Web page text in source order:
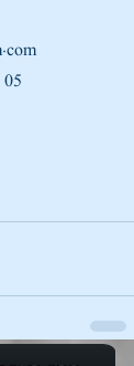
05 ޖެނުއަރީ 2010 -